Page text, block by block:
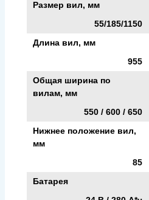
Размер вил, мм
55/185/1150
Длина вил, мм
955
Общая ширина по
вилам, мм
550 / 600 / 650
Нижнее положение вил,
мм
85
Батарея